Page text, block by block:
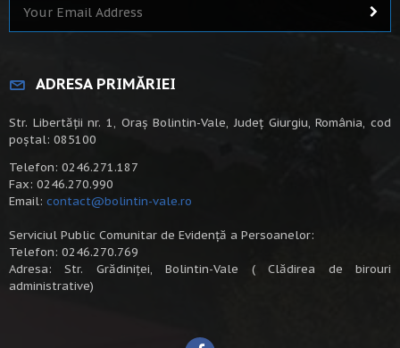
ADRESA PRIMĂRIEI
Str. Libertății nr. 1, Oraș Bolintin-Vale, Județ Giurgiu, România, cod
poștal: 085100
Telefon: 0246.271.187
Fax: 0246.270.990
Email: contact@bolintin-vale.ro
Serviciul Public Comunitar de Evidență a Persoanelor:
Telefon: 0246.270.769
Adresa: Str. Grădiniței, Bolintin-Vale ( Clădirea de birouri
administrative)